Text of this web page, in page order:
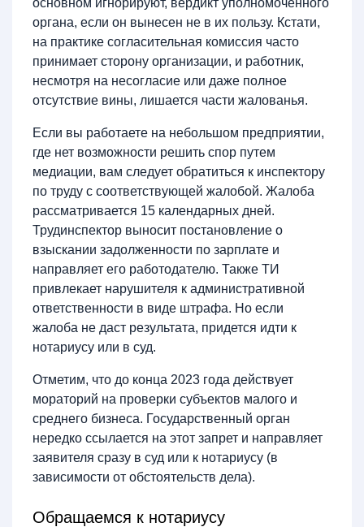
органа, если он вынесен не в их пользу. Кстати,
на практике согласительная комиссия часто
принимает сторону организации, и работник,
несмотря на несогласие или даже полное
отсутствие вины, лишается части жалованья.
Если вы работаете на небольшом предприятии,
где нет возможности решить спор путем
медиации, вам следует обратиться к инспектору
по труду с соответствующей жалобой. Жалоба
рассматривается 15 календарных дней.
Трудинспектор выносит постановление о
взыскании задолженности по зарплате и
направляет его работодателю. Также ТИ
привлекает нарушителя к административной
ответственности в виде штрафа. Но если
жалоба не даст результата, придется идти к
нотариусу или в суд.
Отметим, что до конца 2023 года действует
мораторий на проверки субъектов малого и
среднего бизнеса. Государственный орган
нередко ссылается на этот запрет и направляет
заявителя сразу в суд или к нотариусу (в
зависимости от обстоятельств дела).
Обращаемся к нотариусу